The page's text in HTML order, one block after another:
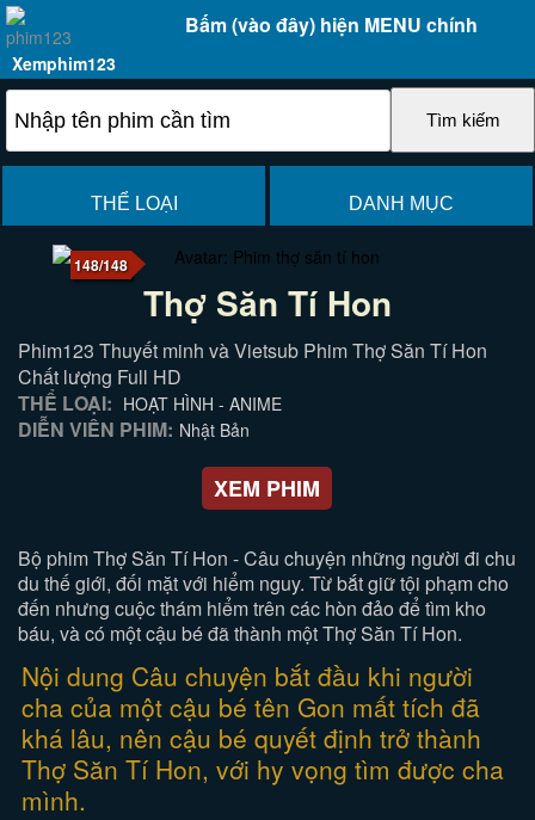
Bấm (vào đây) hiện MENU chính
Xemphim123
THỂ LOẠI DANH MỤC
148/148
Thợ Săn Tí Hon
Phim123 Thuyết minh và Vietsub Phim Thợ Săn Tí Hon
Chất lượng Full HD
THỂ LOẠI: HOẠT HÌNH - ANIME
DIỄN VIÊN PHIM: Nhật Bản
XEM PHIM
Bộ phim Thợ Săn Tí Hon - Câu chuyện những người đi chu
du thế giới, đối mặt với hiểm nguy. Từ bắt giữ tội phạm cho
đến nhưng cuộc thám hiểm trên các hòn đảo để tìm kho
báu, và có một cậu bé đã thành một Thợ Săn Tí Hon.
Nội dung Câu chuyện bắt đầu khi người
cha của một cậu bé tên Gon mất tích đã
khá lâu, nên cậu bé quyết định trở thành
Thợ Săn Tí Hon, với hy vọng tìm được cha
mình.